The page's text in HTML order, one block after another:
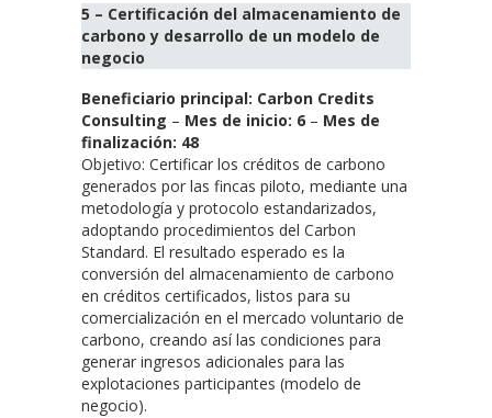
5 – Certificación del almacenamiento de
carbono y desarrollo de un modelo de
negocio
Beneficiario principal: Carbon Credits
Consulting – Mes de inicio: 6 – Mes de
finalización: 48
Objetivo: Certificar los créditos de carbono
generados por las fincas piloto, mediante una
metodología y protocolo estandarizados,
adoptando procedimientos del Carbon
Standard. El resultado esperado es la
conversión del almacenamiento de carbono
en créditos certificados, listos para su
comercialización en el mercado voluntario de
carbono, creando así las condiciones para
generar ingresos adicionales para las
explotaciones participantes (modelo de
negocio).